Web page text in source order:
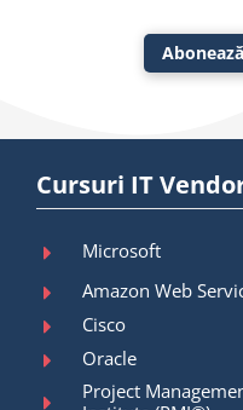
Cursuri IT
Microsoft
Amazon Web
Cisco
Oracle
Project